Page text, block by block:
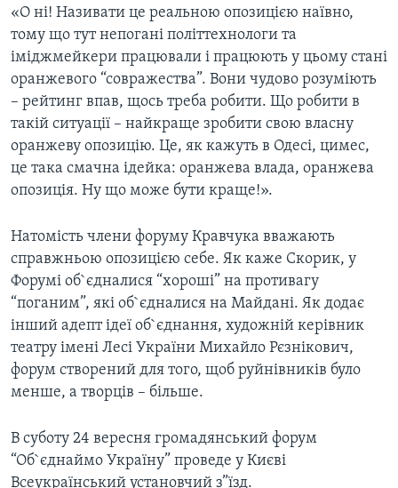
«О ні! Називати це реальною опозицією наївно,
тому що тут непогані політтехнологи та
іміджмейкери працювали і працюють у цьому стані
оранжевого “совражества”. Вони чудово розуміють
– рейтинг впав, щось треба робити. Що робити в
такій ситуації – найкраще зробити свою власну
оранжеву опозицію. Це, як кажуть в Одесі, цимес,
це така смачна ідейка: оранжева влада, оранжева
опозиція. Ну що може бути краще!».
Натомість члени форуму Кравчука вважають
справжньою опозицією себе. Як каже Скорик, у
Форумі об`єдналися “хороші” на противагу
“поганим”, які об`єдналися на Майдані. Як додає
інший адепт ідеї об`єднання, художній керівник
театру імені Лесі України Михайло Рєзнікович,
форум створений для того, щоб руйнівників було
менше, а творців – більше.
В суботу 24 вересня громадянський форум
“Об`єднаймо Україну” проведе у Києві
Всеукраїнський установчий з”їзд.